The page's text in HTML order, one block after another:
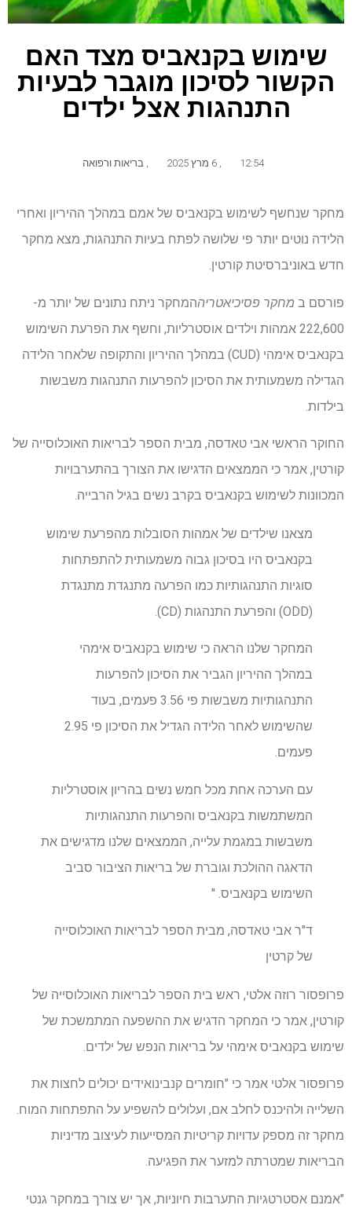
שימוש בקנאביס מצד האם
הקשור לסיכון מוגבר לבעיות
התנהגות אצל ילדים
12:54 6 מרץ 2025 בריאות ורפואה
מחקר שנחשף לשימוש בקנאביס של אמם במהלך ההיריון ואחרי
הלידה נוטים יותר פי שלושה לפתח בעיות התנהגות, מצא מחקר
חדש באוניברסיטת קורטין.
פורסם ב מחקר פסיכיאטריההמחקר ניתח נתונים של יותר מ-
222,600 אמהות וילדים אוסטרליות, וחשף את הפרעת השימוש
בקנאביס אימהי (CUD) במהלך ההיריון והתקופה שלאחר הלידה
הגדילה משמעותית את הסיכון להפרעות התנהגות משבשות
בילדות.
החוקר הראשי אבי טאדסה, מבית הספר לבריאות האוכלוסייה של
קורטין, אמר כי הממצאים הדגישו את הצורך בהתערבויות
המכוונות לשימוש בקנאביס בקרב נשים בגיל הרבייה.
מצאנו שילדים של אמהות הסובלות מהפרעת שימוש
בקנאביס היו בסיכון גבוה משמעותית להתפתחות
סוגיות התנהגותיות כמו הפרעה מתנגדת מתנגדת
(ODD) והפרעת התנהגות (CD).
המחקר שלנו הראה כי שימוש בקנאביס אימהי
במהלך ההיריון הגביר את הסיכון להפרעות
התנהגותיות משבשות פי 3.56 פעמים, בעוד
שהשימוש לאחר הלידה הגדיל את הסיכון פי 2.95
פעמים.
עם הערכה אחת מכל חמש נשים בהריון אוסטרליות
המשתמשות בקנאביס והפרעות התנהגותיות
משבשות במגמת עלייה, הממצאים שלנו מדגישים את
הדאגה ההולכת וגוברת של בריאות הציבור סביב
השימוש בקנאביס. "
ד"ר אבי טאדסה, מבית הספר לבריאות האוכלוסייה
של קרטין
פרופסור רוזה אלטי, ראש בית הספר לבריאות האוכלוסייה של
קורטין, אמר כי המחקר הדגיש את ההשפעה המתמשכת של
שימוש בקנאביס אימהי על בריאות הנפש של ילדים.
פרופסור אלטי אמר כי "חומרים קנבינואידים יכולים לחצות את
השלייה ולהיכנס לחלב אם, ועלולים להשפיע על התפתחות המוח.
מחקר זה מספק עדויות קריטיות המסייעות לעיצוב מדיניות
הבריאות שמטרתה למזער את הפגיעה.
"אמנם אסטרטגיות התערבות חיוניות, אך יש צורך במחקר גנטי